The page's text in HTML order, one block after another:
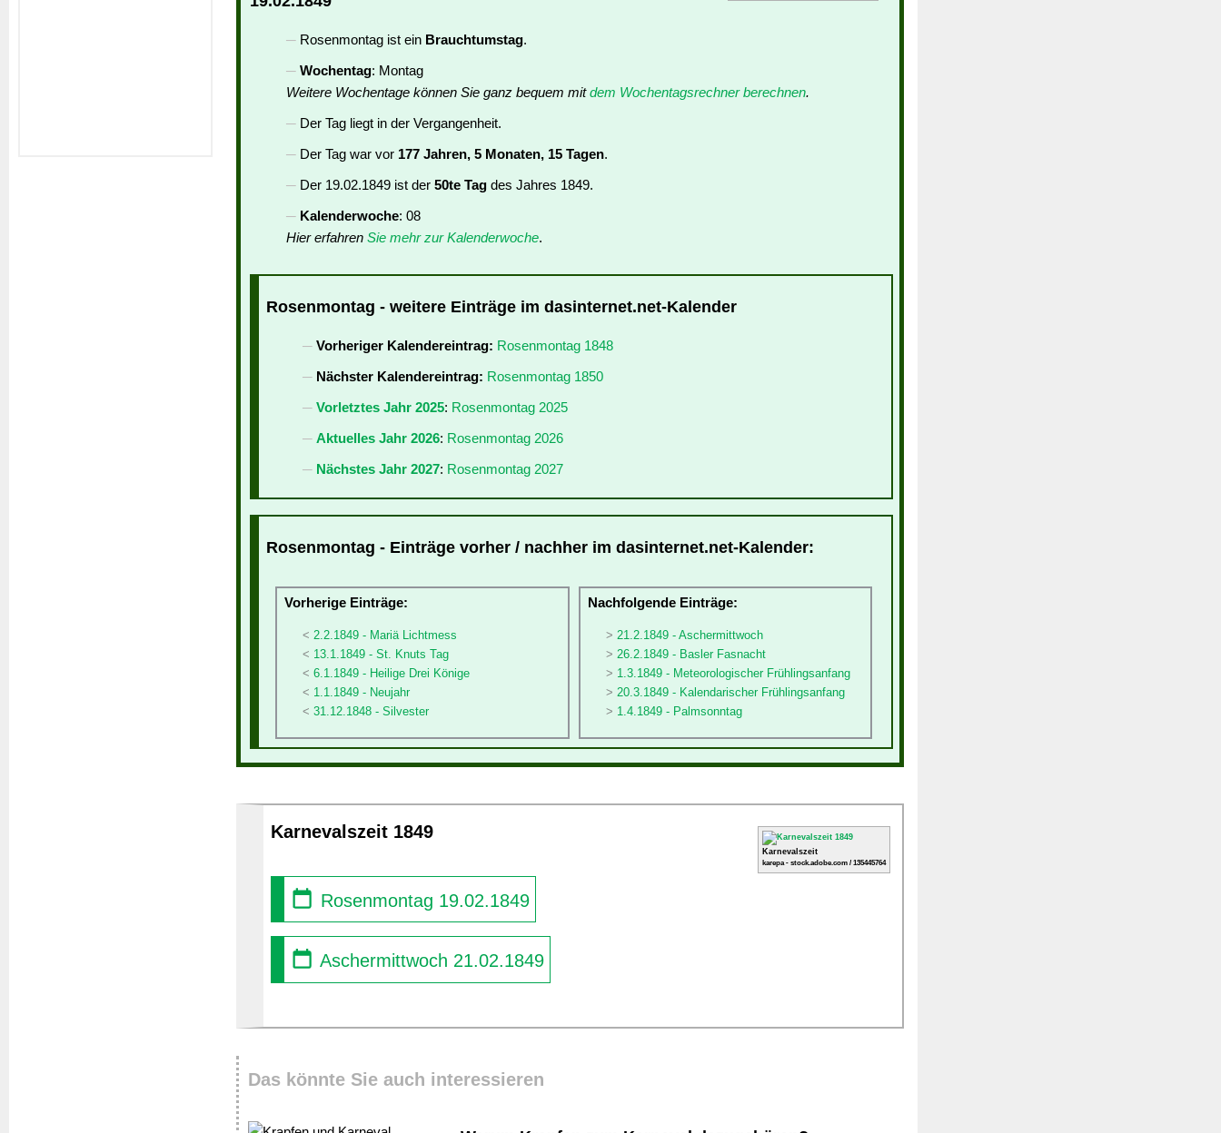
Rosenmontag ist ein Brauchtumstag.
Wochentag: Montag
Weitere Wochentage können Sie ganz bequem mitdem Wochentagsrechner berechnen.
Der Tag liegt in der Vergangenheit.
Der Tag war vor 177 Jahren, 5 Monaten, 15 Tagen.
Der 19.02.1849 ist der 50te Tag des Jahres 1849.
Kalenderwoche: 08
Hier erfahren Sie mehr zur Kalenderwoche.
Rosenmontag - weitere Einträge im dasinternet.net-Kalender
Vorheriger Kalendereintrag: Rosenmontag 1848
Nächster Kalendereintrag: Rosenmontag 1850
Vorletztes Jahr 2025: Rosenmontag 2025
Aktuelles Jahr 2026: Rosenmontag 2026
Nächstes Jahr 2027: Rosenmontag 2027
Rosenmontag - Einträge vorher / nachher im dasinternet.net-Kalender:
Vorherige Einträge:
2.2.1849 - Mariä Lichtmess
13.1.1849 - St. Knuts Tag
6.1.1849 - Heilige Drei Könige
1.1.1849 - Neujahr
31.12.1848 - Silvester
Nachfolgende Einträge:
21.2.1849 - Aschermittwoch
26.2.1849 - Basler Fasnacht
1.3.1849 - Meteorologischer Frühlingsanfang
20.3.1849 - Kalendarischer Frühlingsanfang
1.4.1849 - Palmsonntag
Karnevalszeit
karepa - stock.adobe.com / 135445764
Karnevalszeit 1849
Rosenmontag 19.02.1849
Aschermittwoch 21.02.1849
Das könnte Sie auch interessieren